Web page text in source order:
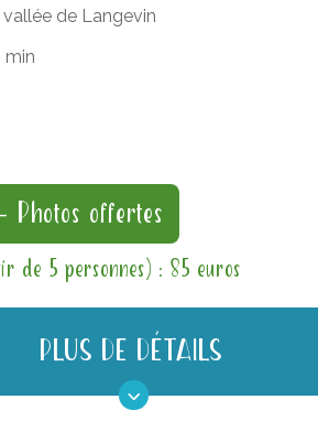
vallée de Langevin
min
Photos offertes
de 5 personnes) : 85 euros
PLUS DE DÉTAILS